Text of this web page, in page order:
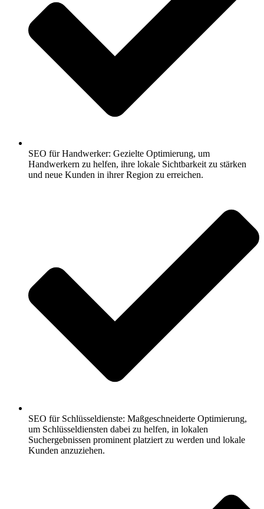
SEO für Handwerker: Gezielte Optimierung, um
Handwerkern zu helfen, ihre lokale Sichtbarkeit zu stärken
und neue Kunden in ihrer Region zu erreichen.
SEO für Schlüsseldienste: Maßgeschneiderte Optimierung,
um Schlüsseldiensten dabei zu helfen, in lokalen
Suchergebnissen prominent platziert zu werden und lokale
Kunden anzuziehen.